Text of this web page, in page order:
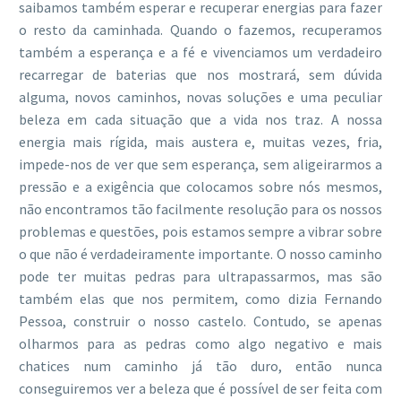
saibamos também esperar e recuperar energias para fazer
o resto da caminhada. Quando o fazemos, recuperamos
também a esperança e a fé e vivenciamos um verdadeiro
recarregar de baterias que nos mostrará, sem dúvida
alguma, novos caminhos, novas soluções e uma peculiar
beleza em cada situação que a vida nos traz. A nossa
energia mais rígida, mais austera e, muitas vezes, fria,
impede-nos de ver que sem esperança, sem aligeirarmos a
pressão e a exigência que colocamos sobre nós mesmos,
não encontramos tão facilmente resolução para os nossos
problemas e questões, pois estamos sempre a vibrar sobre
o que não é verdadeiramente importante. O nosso caminho
pode ter muitas pedras para ultrapassarmos, mas são
também elas que nos permitem, como dizia Fernando
Pessoa, construir o nosso castelo. Contudo, se apenas
olharmos para as pedras como algo negativo e mais
chatices num caminho já tão duro, então nunca
conseguiremos ver a beleza que é possível de ser feita com